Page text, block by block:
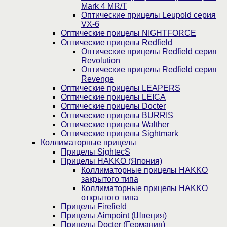
Mark 4 MR/T
Оптические прицелы Leupold серия
VX-6
Оптические прицелы NIGHTFORCE
Оптические прицелы Redfield
Оптические прицелы Redfield серия
Revolution
Оптические прицелы Redfield серия
Revenge
Оптические прицелы LEAPERS
Оптические прицелы LEICA
Оптические прицелы Docter
Оптические прицелы BURRIS
Оптические прицелы Walther
Оптические прицелы Sightmark
Коллиматорные прицелы
Прицелы SightecS
Прицелы HAKKO (Япония)
Коллиматорные прицелы HAKKO
закрытого типа
Коллиматорные прицелы HAKKO
открытого типа
Прицелы Firefield
Прицелы Aimpoint (Швеция)
Прицелы Docter (Германия)